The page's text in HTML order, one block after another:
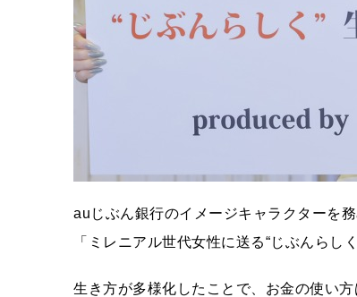
auじぶん銀行のイメージキャラクターを
「ミレニアル世代女性に送る“じぶんらし
生き方が多様化したことで、お金の使い